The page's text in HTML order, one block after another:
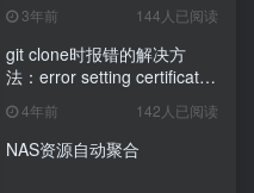
3年前 144人已阅读
git clone时报错的解决方
法：error setting certificate
4年前 142人已阅读
NAS资源自动聚合